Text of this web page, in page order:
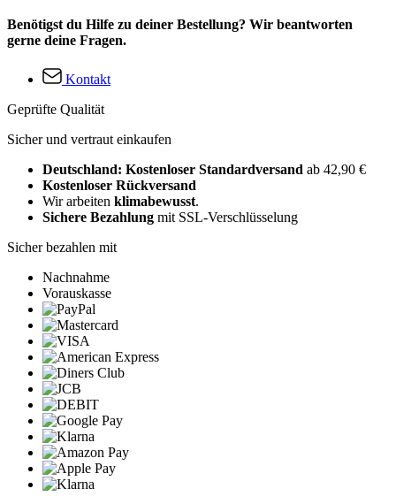
Benötigst du Hilfe zu deiner Bestellung? Wir beantworten
gerne deine Fragen.
Kontakt
Geprüfte Qualität
Sicher und vertraut einkaufen
Deutschland: Kostenloser Standardversand ab 42,90 €
Kostenloser Rückversand
Wir arbeiten klimabewusst.
Sichere Bezahlung mit SSL-Verschlüsselung
Sicher bezahlen mit
Nachnahme
Vorauskasse